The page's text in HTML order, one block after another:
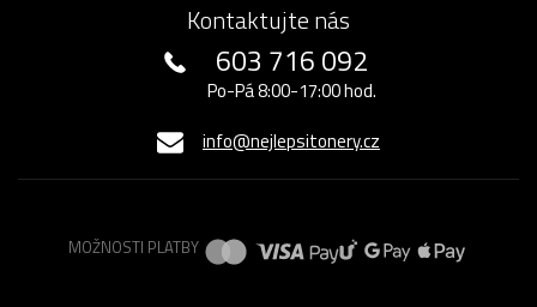
Kontaktujte nás
603 716 092
Po-Pá 8:00-17:00 hod.
info@nejlepsitonery.cz
MOŽNOSTI PLATBY